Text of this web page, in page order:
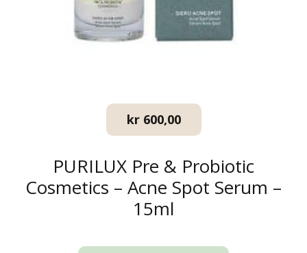
kr600,00
PURILUX Pre & Probiotic
Cosmetics – Acne Spot Serum –
15ml